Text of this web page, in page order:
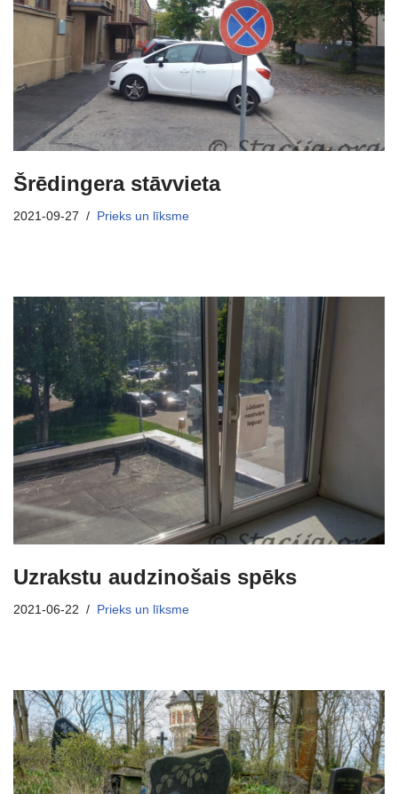
Šrēdingera stāvvieta
2021-09-27 Prieks un līksme
Uzrakstu audzinošais spēks
2021-06-22 Prieks un līksme